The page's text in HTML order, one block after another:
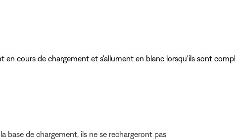
cours de chargement et s'allument en blanc lorsqu'ils sont
base de chargement, ils ne se rechargeront pas